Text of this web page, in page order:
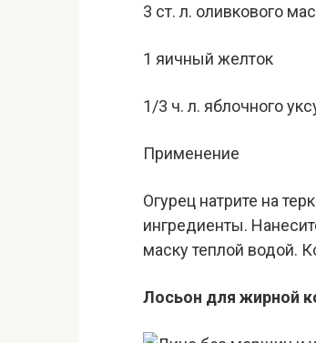
3 ст. л. оливкового
1 яичный желток
1/3 ч. л. яблочного
Применение
Огурец натрите на
ингредиенты.
маску теплой водой.
Лосьон для жирной